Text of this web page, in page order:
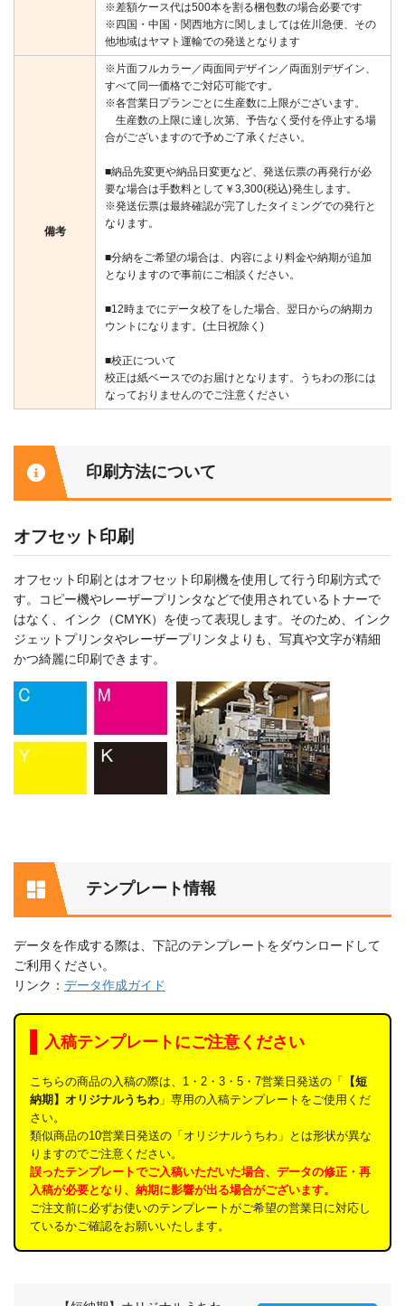
※差額ケース代は500本を割る梱包数の場合必要です
※四国・中国・関西地方に関しましては佐川急便、その
他地域はヤマト運輸での発送となります
備考
※片面フルカラー／両面同デザイン／両面別デザイン、
すべて同一価格でご対応可能です。
※各営業日プランごとに生産数に上限がございます。
生産数の上限に達し次第、予告なく受付を停止する場
合がございますので予めご了承ください。
■納品先変更や納品日変更など、発送伝票の再発行が必
要な場合は手数料として￥3,300(税込)発生します。
※発送伝票は最終確認が完了したタイミングでの発行と
なります。
■分納をご希望の場合は、内容により料金や納期が追加
となりますので事前にご相談ください。
■12時までにデータ校了をした場合、翌日からの納期カ
ウントになります。(土日祝除く)
■校正について
校正は紙ベースでのお届けとなります。うちわの形には
なっておりませんのでご注意ください
印刷方法について
オフセット印刷
オフセット印刷とはオフセット印刷機を使用して行う印刷方式で
す。コピー機やレーザープリンタなどで使用されているトナーで
はなく、インク（CMYK）を使って表現します。そのため、インク
ジェットプリンタやレーザープリンタよりも、写真や文字が精細
かつ綺麗に印刷できます。
テンプレート情報
データを作成する際は、下記のテンプレートをダウンロードして
ご利用ください。
リンク： データ作成ガイド
入稿テンプレートにご注意ください
こちらの商品の入稿の際は、1・2・3・5・7営業日発送の「
【短
納期】オリジナルうちわ 」専用の入稿テンプレートをご使用くだ
さい。
類似商品の10営業日発送の「オリジナルうちわ」とは形状が異な
りますのでご注意ください。
誤ったテンプレートでご入稿いただいた場合、データの修正・再
入稿が必要となり、納期に影響が出る場合がございます。
ご注文前に必ずお使いのテンプレートがご希望の営業日に対応し
ているかご確認をお願いいたします。